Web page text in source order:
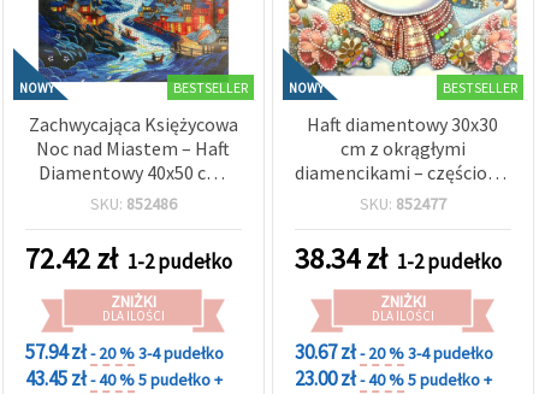
NOWY BESTSELLER
Zachwycająca Księżycowa
Noc nad Miastem – Haft
Diamentowy 40x50 cm,
okrągłe błyszczące
(pełne wyklejanie) z
elegancką ramą –
XQYX86284
SKU: 852486
72.42zł 1-2 pudełko
ZNIŻKI
DLA ILOŚCI
57.94 zł- 20 %3-4 pudełko
43.45 zł- 40 %5 pudełko +
NOWY BESTSELLER
Haft diamentowy 30x30
cm z okrągłymi
diamencikami – częściowe
wyklejanie, kolorowy
eleganckiej ramce LT-
3540
SKU: 852477
38.34zł 1-2 pudełko
ZNIŻKI
DLA ILOŚCI
30.67 zł- 20 %3-4 pudełko
23.00 zł- 40 %5 pudełko +